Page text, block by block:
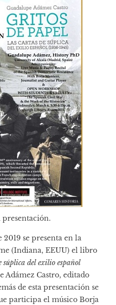
presentación.
2019 se presenta en la
(Indiana, EEUU) el libro
súplica del exilio español
Adámez Castro, editado
de esta presentación se
participa el músico Borja